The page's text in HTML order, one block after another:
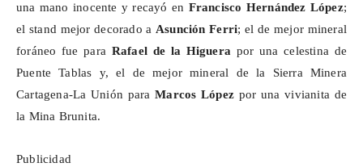
una mano inocente y recayó en Francisco Hernández López;
el stand mejor decorado a Asunción Ferri; el de mejor mineral
foráneo fue para Rafael de la Higuera por una celestina de
Puente Tablas y, el de mejor mineral de la Sierra Minera
Cartagena-La Unión paraMarcos López por una vivianita de
la Mina Brunita.
Publicidad